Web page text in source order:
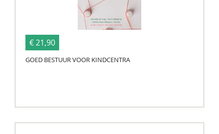
€ 21,90
GOED BESTUUR VOOR KINDCENTRA